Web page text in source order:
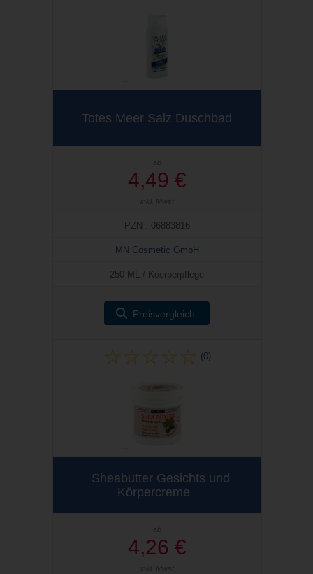
Totes Meer Salz Duschbad
ab
4,49 €
inkl. Mwst
PZN : 06883816
MN Cosmetic GmbH
250 ML / Koerperpflege
Preisvergleich
(0)
Sheabutter Gesichts und
Körpercreme
ab
4,26 €
inkl. Mwst